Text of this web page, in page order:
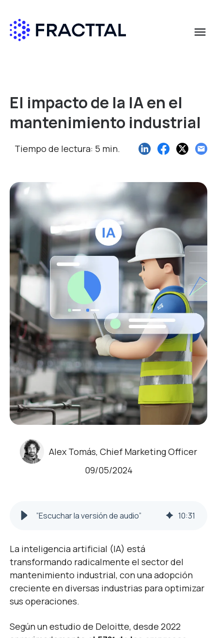
menu
El impacto de la IA en el
mantenimiento industrial
Tiempo de lectura: 5 min.
Alex Tomás, Chief Marketing Officer
09/05/2024
”Escuchar la versión de audio” 10:31
La inteligencia artificial (IA) está
transformando radicalmente el sector del
mantenimiento industrial, con una adopción
creciente en diversas industrias para optimizar
sus operaciones.
Según un estudio de Deloitte, desde 2022